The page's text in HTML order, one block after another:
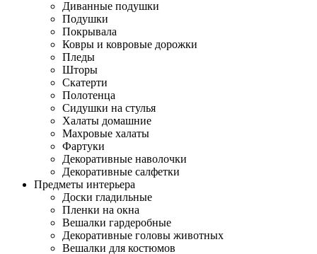
Диванные подушки
Подушки
Покрывала
Ковры и ковровые дорожки
Пледы
Шторы
Скатерти
Полотенца
Сидушки на стулья
Халаты домашние
Махровые халаты
Фартуки
Декоративные наволочки
Декоративные салфетки
Предметы интерьера
Доски гладильные
Пленки на окна
Вешалки гардеробные
Декоративные головы животных
Вешалки для костюмов